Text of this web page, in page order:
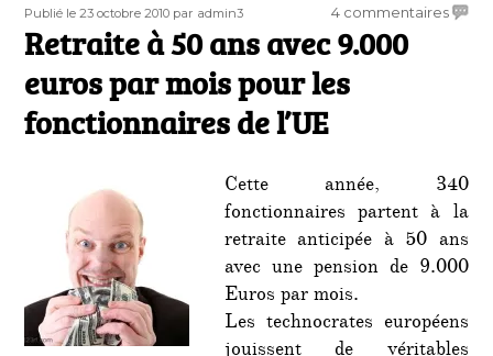
Publié
le
Publié le 23 octobre 2010 Auteur
par admin3 4 commentairessur
euros
par
mois
pour
les
Retraite à 50 ans avec 9.000
euros par mois pour les
fonctionnaires de l’UE
Cette année, 340
fonctionnaires partent à la
retraite anticipée à 50 ans
avec une pension de 9.000
Euros par mois.
Les technocrates européens